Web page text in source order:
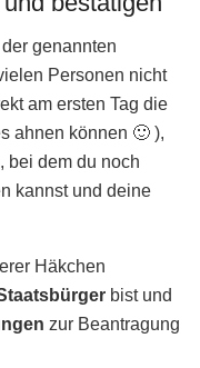
genannten
Personen nicht
am ersten Tag die
ahnen können 🙂 ),
bei dem du noch
kannst und deine
Häkchen
bist und
zur Beantragung